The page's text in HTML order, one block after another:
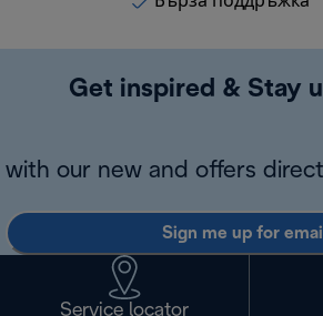
Get inspired & Stay
with our new and offers
Sign me up for
Service locator